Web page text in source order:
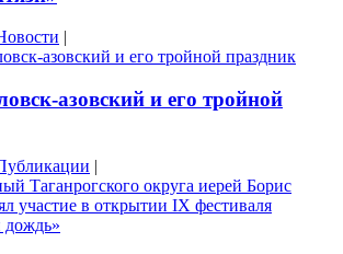
|
азовский и его тройной
|